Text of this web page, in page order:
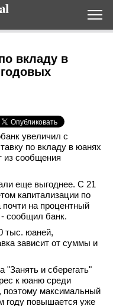
вкладу в
увеличил с
по вкладу в юанях
из сообщения
еще выгоднее. С 21
капитализации по
на процентный
- сообщил банк.
тыс. юаней,
зависит от суммы и
"Занять и сберегать"
к юаню среди
поэтому максимальный
году повышается уже